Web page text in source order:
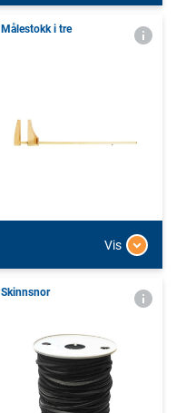
Målestokk i tre
Vis
Skinnsnor